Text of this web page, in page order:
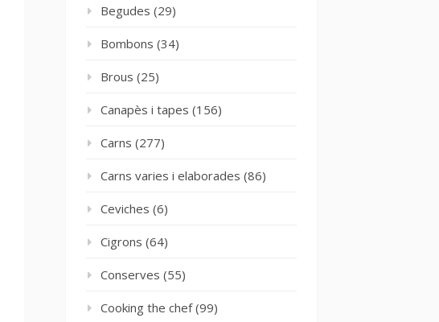
Begudes (29)
Bombons (34)
Brous (25)
Canapès i tapes (156)
Carns (277)
Carns varies i elaborades (86)
Ceviches (6)
Cigrons (64)
Conserves (55)
Cooking the chef(99)